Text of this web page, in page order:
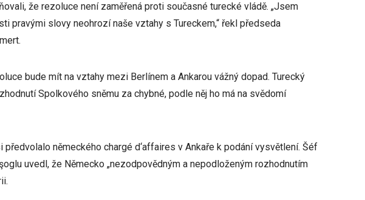
že rezoluce není zaměřená proti současné turecké vládě. „Jsem
pravými slovy neohrozí naše vztahy s Tureckem,“ řekl předseda
bude mít na vztahy mezi Berlínem a Ankarou vážný dopad. Turecký
Spolkového sněmu za chybné, podle něj ho má na svědomí
německého chargé d‘affaires v Ankaře k podání vysvětlení. Šéf
uvedl, že Německo „nezodpovědným a nepodloženým rozhodnutím